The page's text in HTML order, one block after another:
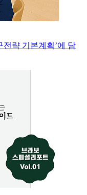
전략 기본계획’에 담